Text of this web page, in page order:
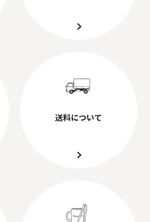
送料について